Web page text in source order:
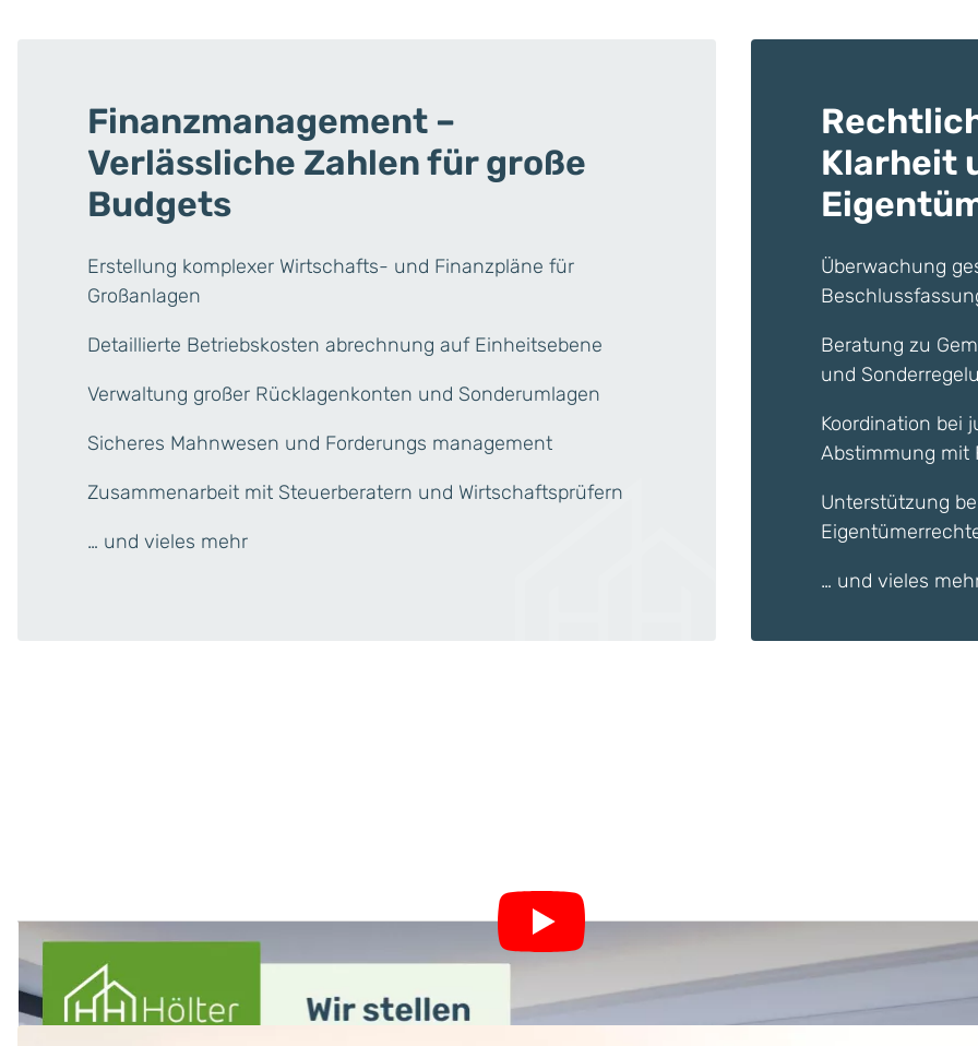
Finanzmanagement –
Verlässliche Zahlen für große
Budgets
Erstellung komplexer Wirtschafts- und Finanzpläne für
Großanlagen
Detaillierte Betriebskosten abrechnung auf Einheitsebene
Verwaltung großer Rücklagenkonten und Sonderumlagen
Sicheres Mahnwesen und Forderungs management
Zusammenarbeit mit Steuerberatern und Wirtschaftsprüfern
… und vieles mehr
Klarheit
Überwachung
Beratung zu
und
Koordination bei
Abstimmung mit
Unterstützung
… und vieles